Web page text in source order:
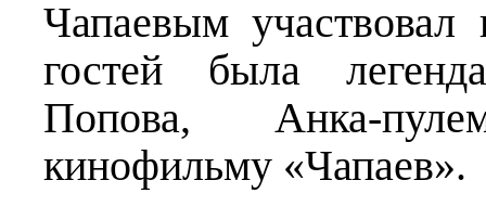
Чапаевым
гостей была
Попова, Анка-
кинофильму «Чапаев».